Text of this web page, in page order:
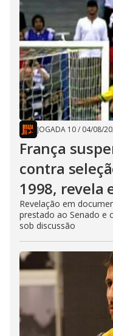
JOGADA 10/ 04/08/
França
contra
1998, revela
Revelação em
prestado ao Senado e
sob discussão